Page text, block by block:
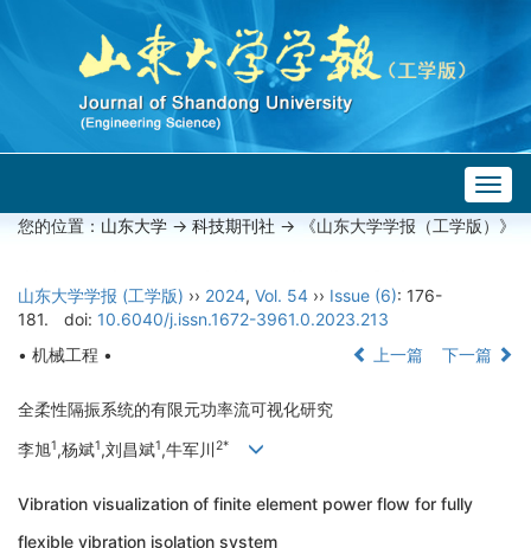
您的位置： 山东大学 -> 科技期刊社 -> 《山东大学学报（工学版）》
山东大学学报 (工学版) ›› 2024, Vol. 54 ›› Issue (6): 176-
181.
doi: 10.6040/j.issn.1672-3961.0.2023.213
• 机械工程 •
上一篇 下一篇
全柔性隔振系统的有限元功率流可视化研究
李旭1,杨斌1,刘昌斌1,牛军川2*
Vibration visualization of finite element power flow for fully
flexible vibration isolation system